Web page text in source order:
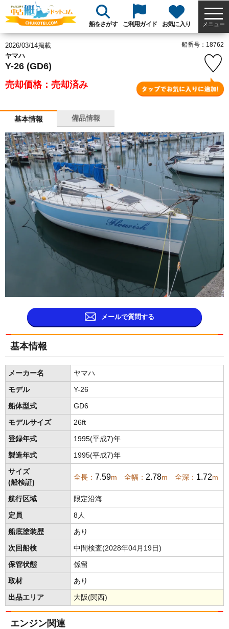
船をさがす ご利用ガイド お気に入り メニュー
2026/03/14掲載
ヤマハ
Y-26 (GD6)
売却価格：売却済み
船番号：18762
基本情報 備品情報
メールで質問する
基本情報
メーカー名 ヤマハ
モデル Y-26
船体型式 GD6
モデルサイズ 26ft
登録年式 1995(平成7)年
製造年式 1995(平成7)年
サイズ
(船検証)
全長： 7.59m 全幅： 2.78m 全深： 1.72m
航行区域 限定沿海
定員 8人
船底塗装歴 あり
次回船検 中間検査(2028年04月19日)
保管状態 係留
取材 あり
出品エリア 大阪(関西)
エンジン関連